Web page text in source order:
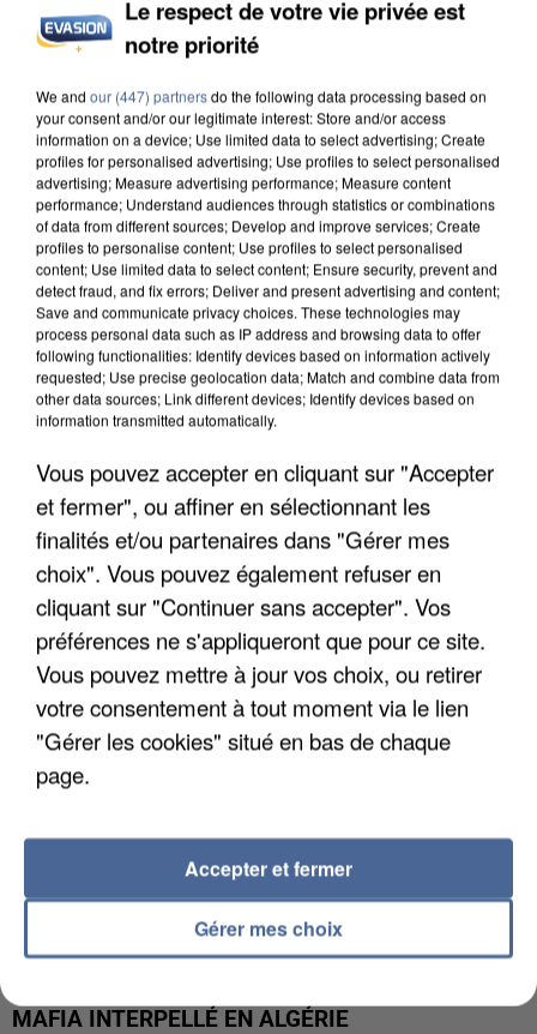
DE SOLIDARITÉ AVEC LES...
APRÈS TOUTES CES CANICULES, LES REFUGES
DE FAUNE SAUVAGE SONT...
MAFIA INTERPELLÉ EN ALGÉRIE
Le respect de votre vie privée est
notre priorité
We and our (447) partnersdo the following data processing based on
your consent and/or our legitimate interest: Store and/or access
information on a device; Use limited data to select advertising; Create
profiles for personalised advertising; Use profiles to select personalised
advertising; Measure advertising performance; Measure content
performance; Understand audiences through statistics or combinations
of data from different sources; Develop and improve services; Create
profiles to personalise content; Use profiles to select personalised
content; Use limited data to select content; Ensure security, prevent and
detect fraud, and fix errors; Deliver and present advertising and content;
Save and communicate privacy choices. These technologies may
process personal data such as IP address and browsing data to offer
following functionalities: Identify devices based on information actively
requested; Use precise geolocation data; Match and combine data from
other data sources; Link different devices; Identify devices based on
information transmitted automatically.
Vous pouvez accepter en cliquant sur "Accepter
et fermer", ou affiner en sélectionnant les
finalités et/ou partenaires dans "Gérer mes
choix". Vous pouvez également refuser en
cliquant sur "Continuer sans accepter". Vos
préférences ne s'appliqueront que pour ce site.
Vous pouvez mettre à jour vos choix, ou retirer
votre consentement à tout moment via le lien
"Gérer les cookies" situé en bas de chaque
page.
Gérer mes choix
Accepter et fermer